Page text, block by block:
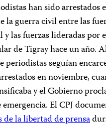
han sido arrestados
la guerra civil entre las
y las fuerzas lideradas por
de Tigray hace un año.
periodistas seguían
en noviembre,
y el Gobierno
emergencia. El CPJ
de la libertad de prensa